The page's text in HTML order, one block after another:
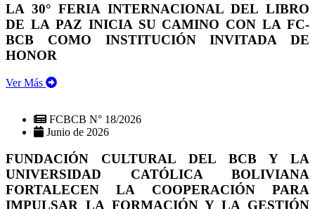
LA 30° FERIA INTERNACIONAL DEL LIBRO
DE LA PAZ INICIA SU CAMINO CON LA FC-
BCB COMO INSTITUCIÓN INVITADA DE
HONOR
Ver Más
FCBCB N° 18/2026
Junio de 2026
FUNDACIÓN CULTURAL DEL BCB Y LA
UNIVERSIDAD CATÓLICA BOLIVIANA
FORTALECEN LA COOPERACIÓN PARA
IMPULSAR LA FORMACIÓN Y LA GESTIÓN